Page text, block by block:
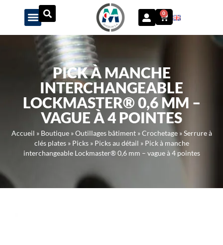
Panneau de gestion des cookies
0
PICK À MANCHE
INTERCHANGEABLE
LOCKMASTER® 0,6 MM –
VAGUE À 4 POINTES
Accueil » Boutique»Outillages bâtiment»Crochetage»Serrure à
clés plates» Picks» Picks au détail » Pick à manche
interchangeable Lockmaster® 0,6 mm – vague à 4 pointes